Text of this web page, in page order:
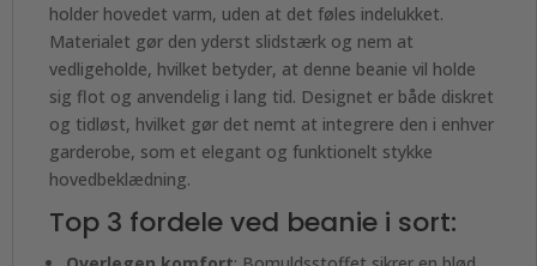
holder hovedet varm, uden at det føles indelukket.
Materialet gør den yderst slidstærk og nem at
vedligeholde, hvilket betyder, at denne beanie vil holde
sig flot og anvendelig i lang tid. Designet er både diskret
og tidløst, hvilket gør det nemt at integrere den i enhver
garderobe, som et elegant og funktionelt stykke
hovedbeklædning.
Top 3 fordele ved beanie i sort: